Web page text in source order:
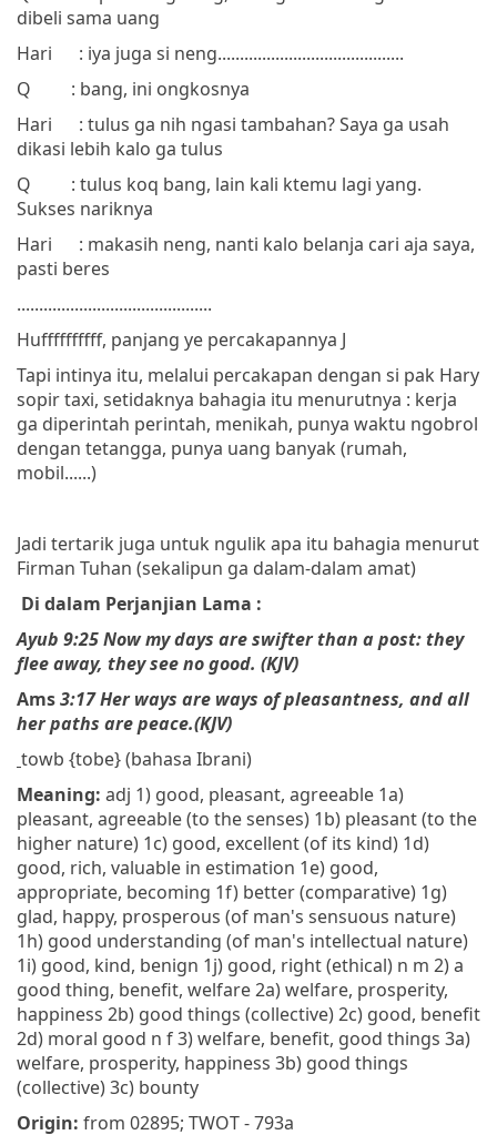
dibeli sama uang
Hari
: iya juga si neng..........................................
Q
: bang, ini ongkosnya
Hari
: tulus ga nih ngasi tambahan? Saya ga usah
dikasi lebih kalo ga tulus
Q
: tulus koq bang, lain kali ktemu lagi yang.
Sukses nariknya
Hari
: makasih neng, nanti kalo belanja cari aja saya,
pasti beres
............................................
Huffffffffff, panjang ye percakapannya J
Tapi intinya itu, melalui percakapan dengan si pak Hary
sopir taxi, setidaknya bahagia itu menurutnya : kerja
ga diperintah perintah, menikah, punya waktu ngobrol
dengan tetangga, punya uang banyak (rumah,
mobil......)
Jadi tertarik juga untuk ngulik apa itu bahagia menurut
Firman Tuhan (sekalipun ga dalam-dalam amat)
Di dalam Perjanjian Lama :
Ayub 9:25 Now my days are swifter than a post: they
flee away, they see nogood. (KJV)
Ams3:17Her ways are ways ofpleasantness, and all
her paths arepeace.(KJV)
towb {tobe} (bahasa Ibrani)
Meaning: adj 1) good, pleasant, agreeable 1a)
pleasant, agreeable (to the senses) 1b) pleasant (to the
higher nature) 1c) good, excellent (of its kind) 1d)
good, rich, valuable in estimation 1e) good,
appropriate, becoming 1f) better (comparative) 1g)
glad, happy, prosperous (of man's sensuous nature)
1h) good understanding (of man's intellectual nature)
1i) good, kind, benign 1j) good, right (ethical) n m 2) a
good thing, benefit, welfare 2a) welfare, prosperity,
happiness 2b) good things (collective) 2c) good, benefit
2d) moral good n f 3) welfare, benefit, good things 3a)
welfare, prosperity, happiness 3b) good things
(collective) 3c) bounty
Origin: from 02895; TWOT - 793a